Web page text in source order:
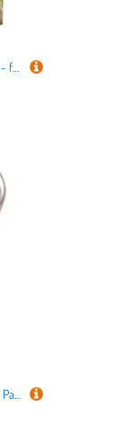
ADAPTIL® Calm Halsband für Hunde - für große Hunde (bis zu ca. 50 kg)
Nomad Tales Blush Halsband, taupe - Passende Leine: 200 cm lang, 20 mm breit